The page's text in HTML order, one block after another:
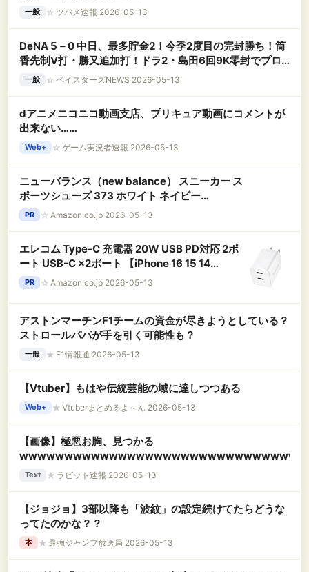
一般 ☆ ツバメ速報 2026-05-13
DeNA 5－0 中日、最多貯金2！今季2度目の完封勝ち！筒
香先制V打・勝又追加打！ドラ2・島田6回9K零封でプロ
初白星
一般 ☆ ベイスターズNEWS 2026-05-13
dアニメニコニコ動画支店、プリキュア動画にコメントが
出来ない……
Web+ ☆ ゲーム実況者速報 2026-05-13
ニューバランス（new balance） スニーカー ス
ポーツシューズ 373 ホワイト ネイビー
M3735I3D スポーツ カジュアルシューズ（ホワ
イト×ネイビー/２６．５/Men's）
PR ☆ Amazon.co.jp 2026-05-13
エレコム Type-C 充電器 20W USB PD対応 2ポ
ート USB-C ×2ポート 【iPhone 16 15 14
Android 等対応】 ホワイト EC-AC3520WH
PR ☆ Amazon.co.jp 2026-05-13
アストンマーチンF1チームの資金が尽きようとしている？
ストロールパパが手を引く可能性も？
一般 ★ F1情報通 2026-05-13
【Vtuber】もはや伝統芸能の域に達しつつある
Web+ ★ Vtuberまとめるよ～ん 2026-05-13
【画像】極悪お胸、見つかる
Text ★ ラビット速報 2026-05-13
【ジョジョ】3部以降も「波紋」の設定続けてたらどうな
ってたのかな？？
本 ★ 最強ジャンプ放送局 2026-05-13